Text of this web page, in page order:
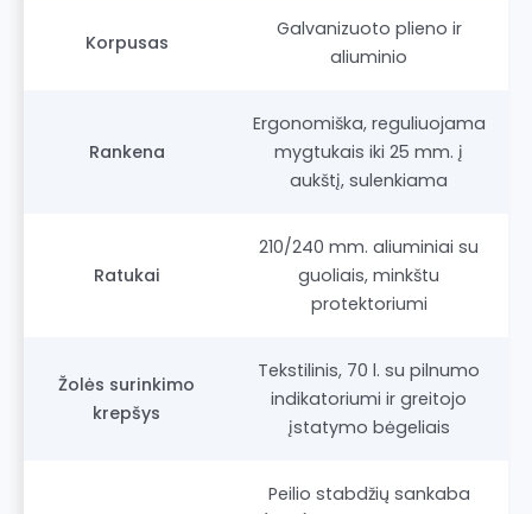
Korpusas
Galvanizuoto plieno ir
aliuminio
Rankena
Ergonomiška, reguliuojama
mygtukais iki 25 mm. į
aukštį, sulenkiama
Ratukai
210/240 mm. aliuminiai su
guoliais, minkštu
protektoriumi
Žolės surinkimo
krepšys
Tekstilinis, 70 l. su pilnumo
indikatoriumi ir greitojo
įstatymo bėgeliais
Peilio stabdžių sankaba